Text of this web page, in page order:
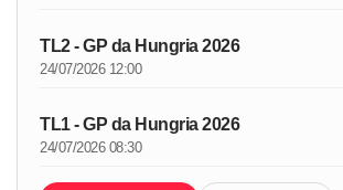
TL2 - GP da Hungria 2026
24/07/2026 12:00
TL1 - GP da Hungria 2026
24/07/2026 08:30